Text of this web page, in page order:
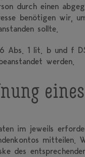
durch einen
benötigen wir,
sollte.
Abs. 1 lit. b und f
werden.
im jeweils
mitteilen.
des